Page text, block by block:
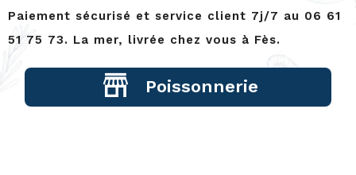
Paiement sécurisé et service client 7j/7 au 06 61
51 75 73. La mer, livrée chez vous à Fès.
Poissonnerie